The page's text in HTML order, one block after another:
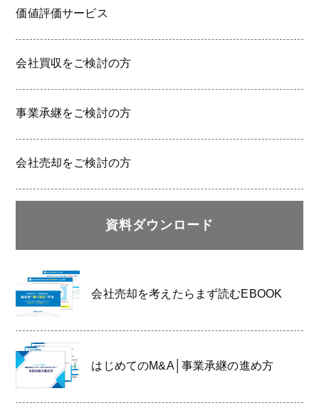
価値評価サービス
会社買収をご検討の方
事業承継をご検討の方
会社売却をご検討の方
資料ダウンロード
会社売却を考えたらまず読むEBOOK
はじめてのM&A│事業承継の進め方